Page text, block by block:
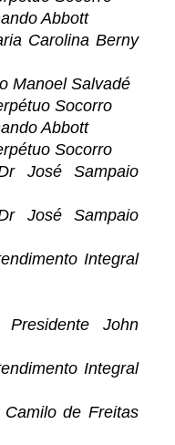
Abbott
Carolina Berny
Manoel Salvadé
Socorro
Abbott
Socorro
José Sampaio
José Sampaio
Integral
John
Integral
de Freitas